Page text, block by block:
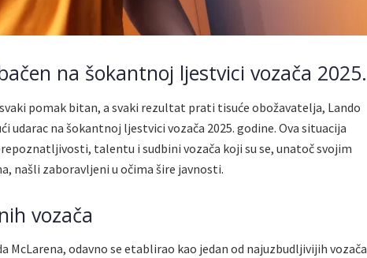
na šokantnoj ljestvici vozača 2025.
pomak bitan, a svaki rezultat prati tisuće obožavatelja, Lando
udarac na šokantnoj ljestvici vozača 2025. godine. Ova situacija
talentu i sudbini vozača koji su se, unatoč svojim
našli zaboravljeni u očima šire javnosti.
vozača
McLarena, odavno se etablirao kao jedan od najuzbudljivijih vozača